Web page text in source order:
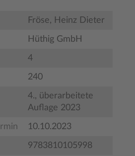
Fröse, Heinz Dieter
Hüthig GmbH
4
240
4., überarbeitete
Auflage 2023
10.10.2023
9783810105998